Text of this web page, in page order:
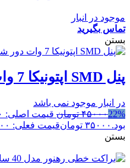
موجود در انبار
تماس بگیرید
بستن
پنل SMD اپتونیکا 7 وات دور شیشه 3 حالته
در انبار موجود نمی باشد
22%۴۵۰۰۰ تومان
بود. ۳۵۰۰۰ تومانقیمت فعلی: ۳۵۰۰۰ تومان.
بستن